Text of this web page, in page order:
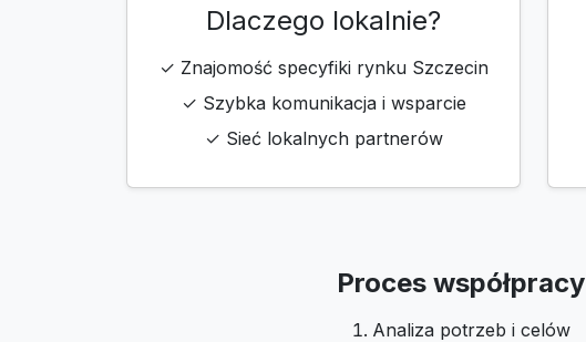
Dlaczego lokalnie?
✓ Znajomość specyfiki rynku Szczecin
✓ Szybka komunikacja i wsparcie
✓ Sieć lokalnych partnerów
Proces współpracy
Analiza potrzeb i celów